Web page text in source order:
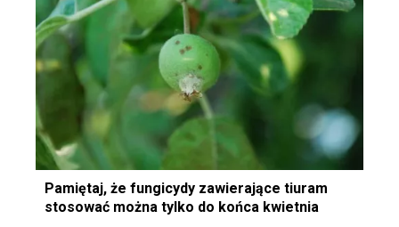
Pamiętaj, że fungicydy zawierające tiuram
stosować można tylko do końca kwietnia